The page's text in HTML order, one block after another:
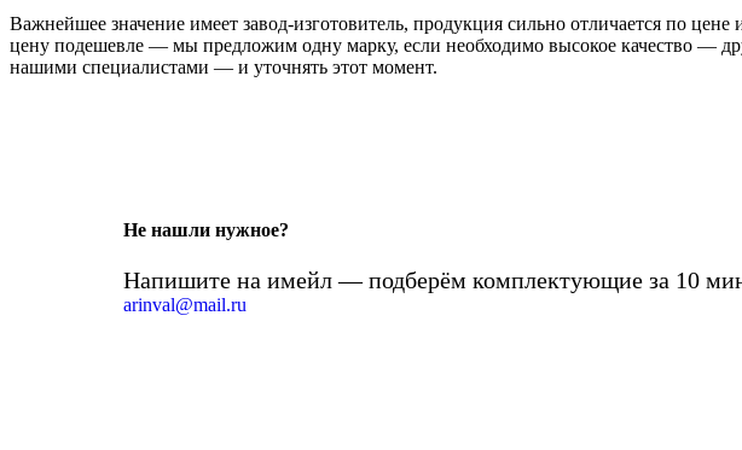
Важнейшее значение имеет завод-изготовитель, продукция сильно отличается по
цену подешевле — мы предложим одну марку, если необходимо высокое качество —
нашими специалистами — и уточнять этот момент.
Не нашли нужное?
Напишите на имейл — подберём комплектующие за 10
arinval@mail.ru